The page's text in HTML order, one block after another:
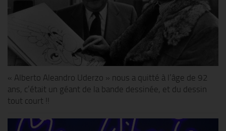
« Alberto Aleandro Uderzo » nous a quitté à l’âge de 92
ans, c’était un géant de la bande dessinée, et du dessin
tout court !!